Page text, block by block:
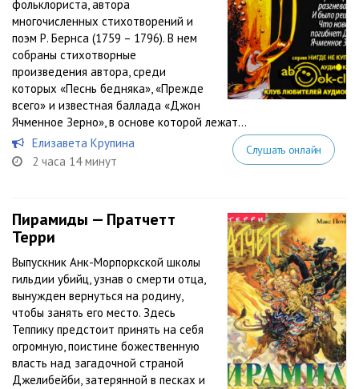
фольклориста, автора
многочисленных стихотворений и
поэм Р. Бернса (1759 – 1796). В нем
собраны стихотворные
произведения автора, среди
которых «Песнь бедняка», «Прежде
всего» и известная баллада «Джон
Ячменное Зерно», в основе которой лежат...
Елизавета Крупина
2 часа 14 минут
Слушать онлайн
Пирамиды — Пратчетт
Терри
Выпускник Анк-Морпоркской школы
гильдии убийц, узнав о смерти отца,
вынужден вернуться на родину,
чтобы занять его место. Здесь
Теппику предстоит принять на себя
огромную, поистине божественную
власть над загадочной страной
Джелибейби, затерянной в песках и